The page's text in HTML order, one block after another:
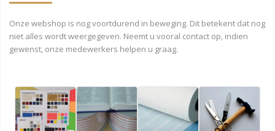
Onze webshop is nog voortdurend in beweging. Dit betekent dat nog
niet alles wordt weergegeven. Neemt u vooral contact op, indien
gewenst, onze medewerkers helpen u graag.